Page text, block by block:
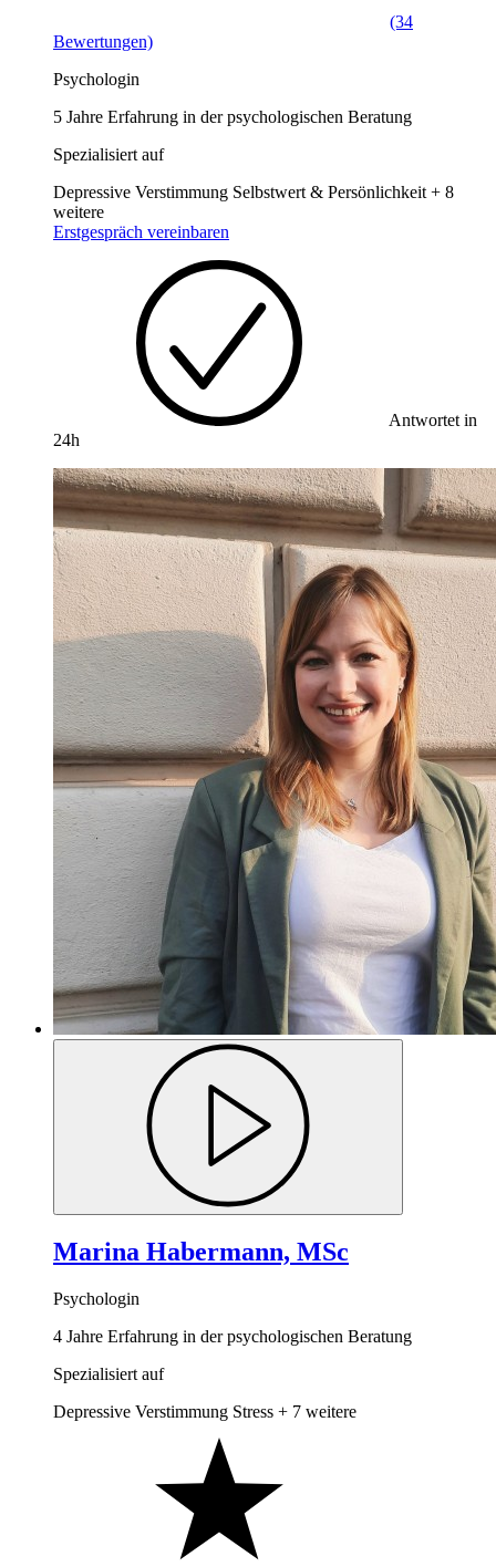
(34
Bewertungen)
Psychologin
5 Jahre Erfahrung in der psychologischen Beratung
Spezialisiert auf
Depressive Verstimmung Selbstwert & Persönlichkeit + 8
weitere
Erstgespräch vereinbaren
Antwortet in
24h
Marina Habermann, MSc
Psychologin
4 Jahre Erfahrung in der psychologischen Beratung
Spezialisiert auf
Depressive Verstimmung Stress + 7 weitere